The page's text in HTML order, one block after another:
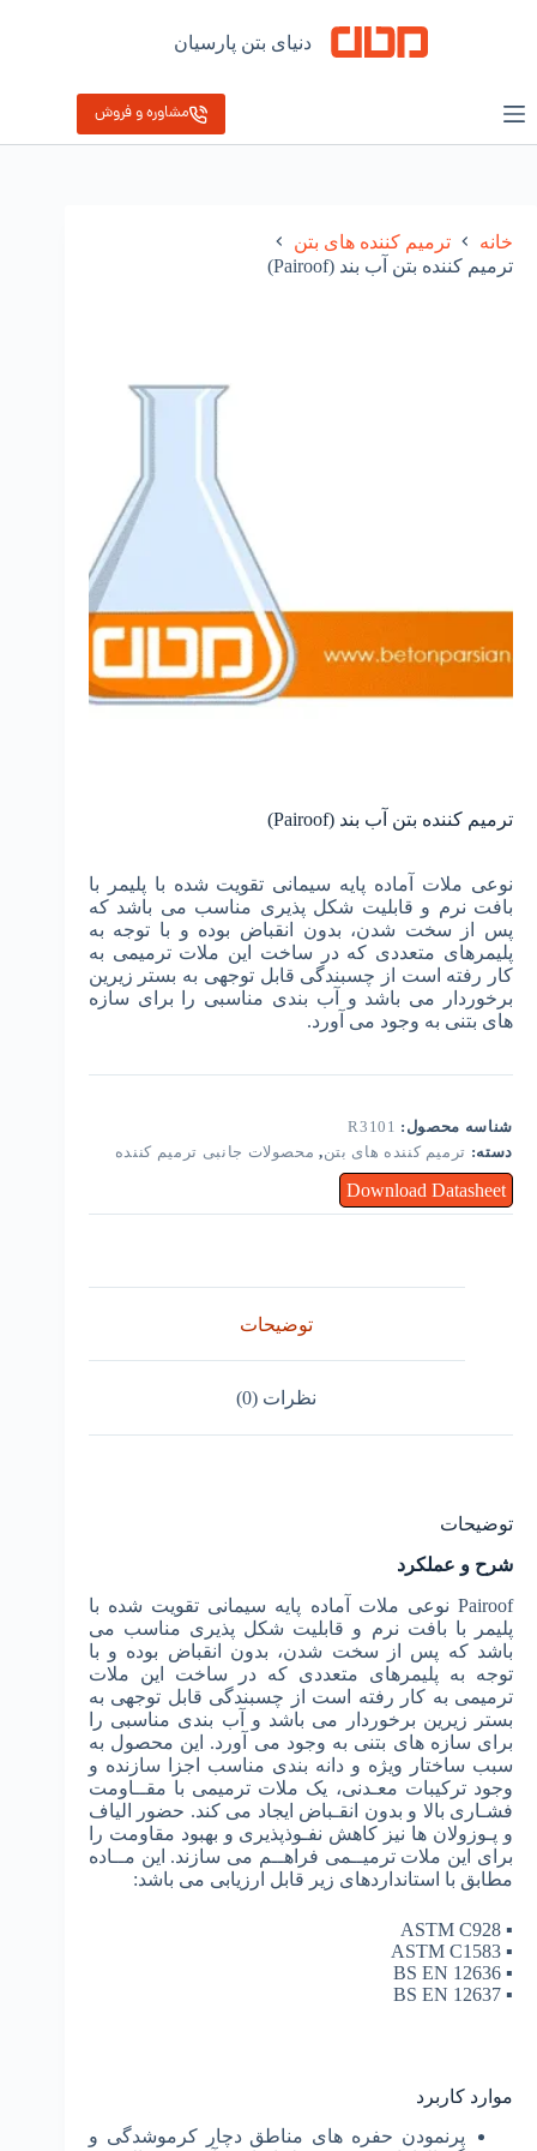
دنیای بتن پارسیان
مشاوره و فروش
خانه
ترمیم کننده های بتن
ترمیم کننده بتن آب بند (Pairoof)
ترمیم کننده بتن آب بند (Pairoof)
نوعی ملات آماده پایه سیمانی تقویت شده با پلیمر با
بافت نرم و قابلیت شکل پذیری مناسب می باشد که
پس از سخت شدن، بدون انقباض بوده و با توجه به
پلیمرهای متعددی که در ساخت این ملات ترمیمی به
کار رفته است از چسبندگی قابل توجهی به بستر زیرین
برخوردار می باشد و آب بندی مناسبی را برای سازه
های بتنی به وجود می آورد.
شناسه محصول: R3101
دسته: ترمیم کننده های بتن, محصولات جانبی ترمیم کننده
Download Datasheet
توضیحات
نظرات (0)
توضیحات
شرح و عملکرد
Pairoof نوعی ملات آماده پایه سیمانی تقویت شده با
پلیمر با بافت نرم و قابلیت شکل پذیری مناسب می
باشد که پس از سخت شدن، بدون انقباض بوده و با
توجه به پلیمرهای متعددی که در ساخت این ملات
ترمیمی به کار رفته است از چسبندگی قابل توجهی به
بستر زیرین برخوردار می باشد و آب بندی مناسبی را
برای سازه های بتنی به وجود می آورد. این محصول به
سبب ساختار ويژه و دانه بندی مناسب اجزا سازنده و
وجود ترکیبات معـدنی، یک ملات ترمیمی با مقــاومت
فشـاری بالا و بدون انقـباض ایجاد می­ کند. حضور الیاف
و پـوزولان ها نیز کاهش نفـوذپذیری و بهبود مقاومت را
برای این ملات ترمیــمی فراهــم می سازند. این مــاده
مطابق با استانداردهای زیر قابل ارزیابی می باشد:
▪ ASTM C928
▪ ASTM C1583
▪ BS EN 12636
▪ BS EN 12637
موارد کاربرد
پرنمودن حفره های مناطق دچار کرموشدگی و